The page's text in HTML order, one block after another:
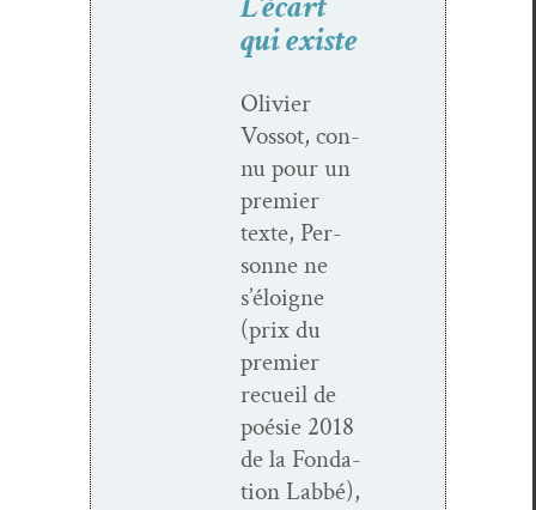
qui existe
Olivi­er
Vos­sot, con­
nu pour un
pre­mier
texte, Per­
son­ne ne
s’éloigne
(prix du
pre­mier
recueil de
poésie 2018
de la Fon­da­
tion Lab­bé),